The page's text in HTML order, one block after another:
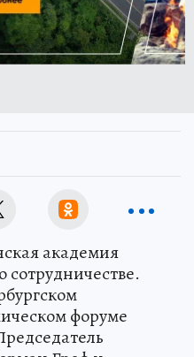
академия
форуме